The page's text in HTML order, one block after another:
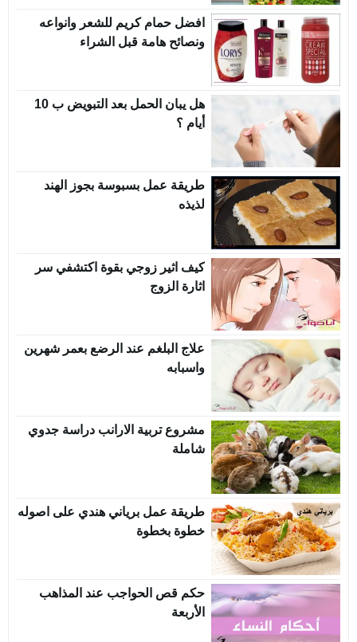
افضل حمام كريم للشعر وانواعه
ونصائح هامة قبل الشراء
هل يبان الحمل بعد التبويض ب 10
أيام ؟
طريقة عمل بسبوسة بجوز الهند
لذيذه
كيف اثير زوجي بقوة اكتشفي سر
اثارة الزوج
علاج البلغم عند الرضع بعمر شهرين
واسبابه
مشروع تربية الارانب دراسة جدوي
شاملة
طريقة عمل برياني هندي على اصوله
خطوة بخطوة
حكم قص الحواجب عند المذاهب
الأربعة